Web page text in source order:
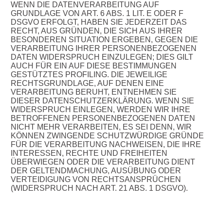
WENN DIE DATENVERARBEITUNG AUF
GRUNDLAGE VON ART. 6 ABS. 1 LIT. E ODER F
DSGVO ERFOLGT, HABEN SIE JEDERZEIT DAS
RECHT, AUS GRÜNDEN, DIE SICH AUS IHRER
BESONDEREN SITUATION ERGEBEN, GEGEN DIE
VERARBEITUNG IHRER PERSONENBEZOGENEN
DATEN WIDERSPRUCH EINZULEGEN; DIES GILT
AUCH FÜR EIN AUF DIESE BESTIMMUNGEN
GESTÜTZTES PROFILING. DIE JEWEILIGE
RECHTSGRUNDLAGE, AUF DENEN EINE
VERARBEITUNG BERUHT, ENTNEHMEN SIE
DIESER DATENSCHUTZERKLÄRUNG. WENN SIE
WIDERSPRUCH EINLEGEN, WERDEN WIR IHRE
BETROFFENEN PERSONENBEZOGENEN DATEN
NICHT MEHR VERARBEITEN, ES SEI DENN, WIR
KÖNNEN ZWINGENDE SCHUTZWÜRDIGE GRÜNDE
FÜR DIE VERARBEITUNG NACHWEISEN, DIE IHRE
INTERESSEN, RECHTE UND FREIHEITEN
ÜBERWIEGEN ODER DIE VERARBEITUNG DIENT
DER GELTENDMACHUNG, AUSÜBUNG ODER
VERTEIDIGUNG VON RECHTSANSPRÜCHEN
(WIDERSPRUCH NACH ART. 21 ABS. 1 DSGVO).